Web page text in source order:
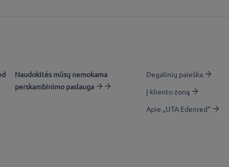
Naudokitės mūsų nemokama
perskambinimo paslauga
Degalinių paieška
Į kliento zoną
Apie „UTA Edenred“